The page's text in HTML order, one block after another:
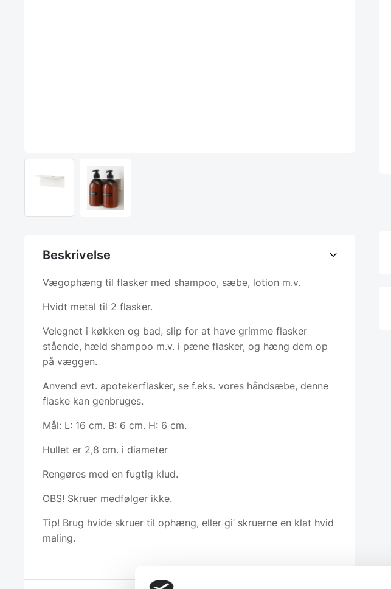
Beskrivelse
Vægophæng til flasker med shampoo, sæbe, lotion m.v.
Hvidt metal til 2 flasker.
Velegnet i køkken og bad, slip for at have grimme flasker
stående, hæld shampoo m.v. i pæne flasker, og hæng dem op
på væggen.
Anvend evt. apotekerflasker, se f.eks. vores håndsæbe, denne
flaske kan genbruges.
Mål: L: 16 cm. B: 6 cm. H: 6 cm.
Hullet er 2,8 cm. i diameter
Rengøres med en fugtig klud.
OBS! Skruer medfølger ikke.
Tip! Brug hvide skruer til ophæng, eller gi’ skruerne en klat hvid
maling.